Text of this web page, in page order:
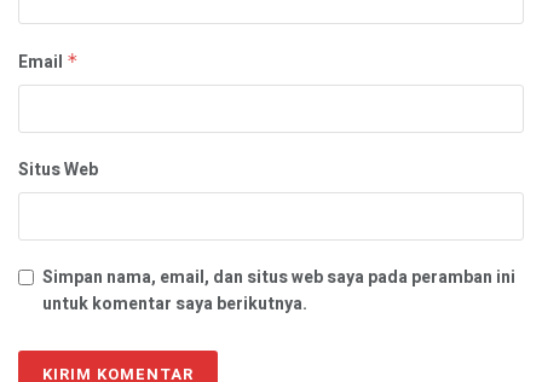
Email *
Situs Web
Simpan nama, email, dan situs web saya pada peramban ini
untuk komentar saya berikutnya.